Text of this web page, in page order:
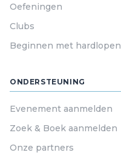
Oefeningen
Clubs
Beginnen met hardlopen
ONDERSTEUNING
Evenement aanmelden
Zoek & Boek aanmelden
Onze partners